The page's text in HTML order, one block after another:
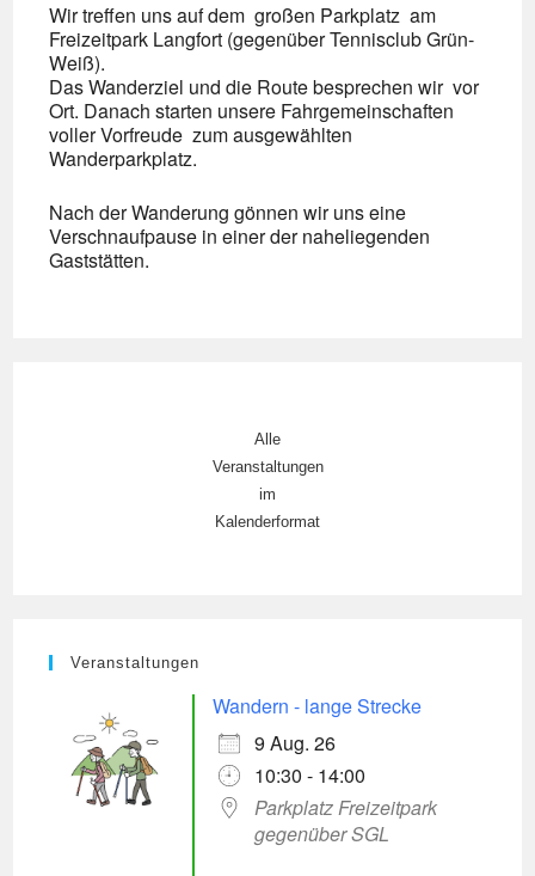
Wir treffen uns auf dem großen Parkplatz am
Freizeitpark Langfort (gegenüber Tennisclub Grün-
Weiß).
Das Wanderziel und die Route besprechen wir vor
Ort. Danach starten unsere Fahrgemeinschaften
voller Vorfreude zum ausgewählten
Wanderparkplatz.
Nach der Wanderung gönnen wir uns eine
Verschnaufpause in einer der naheliegenden
Gaststätten.
Alle
Veranstaltungen
im
Kalenderformat
Veranstaltungen
Wandern - lange Strecke
9 Aug. 26
10:30 - 14:00
Parkplatz Freizeitpark
gegenüber SGL